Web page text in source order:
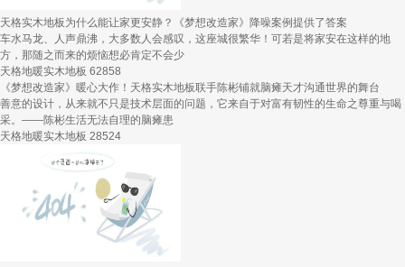
天格实木地板为什么能让家更安静？《梦想改造家》降噪案例提供了答案
车水马龙、人声鼎沸，大多数人会感叹，这座城很繁华！可若是将家安在这样的地
方，那随之而来的烦恼想必肯定不会少
天格地暖实木地板 62858
《梦想改造家》暖心大作！天格实木地板联手陈彬铺就脑瘫天才沟通世界的舞台
善意的设计，从来就不只是技术层面的问题，它来自于对富有韧性的生命之尊重与喝
采。——陈彬生活无法自理的脑瘫患
天格地暖实木地板 28524